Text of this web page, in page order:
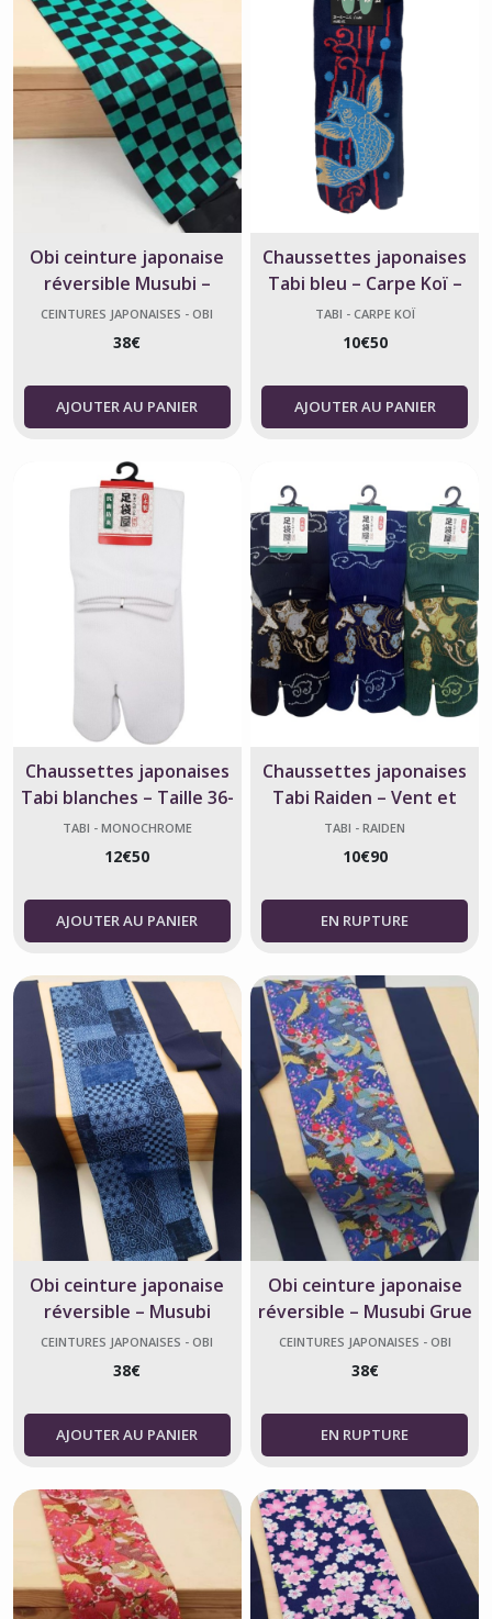
Obi ceinture japonaise
réversible Musubi –
Ichimatsu – Made in
France
CEINTURES JAPONAISES - OBI
38€
AJOUTER AU PANIER
Chaussettes japonaises
Tabi bleu – Carpe Koï –
Taille 39 à 44
TABI - CARPE KOÏ
10€50
AJOUTER AU PANIER
Chaussettes japonaises
Tabi blanches – Taille 36-
40 40-45 – Made in Japan
TABI - MONOCHROME
12€50
AJOUTER AU PANIER
Chaussettes japonaises
Tabi Raiden – Vent et
Foudre – Taille 40-45
TABI - RAIDEN
10€90
Obi ceinture japonaise
réversible – Musubi
Wagara bleu – Fabriqué en
France
CEINTURES JAPONAISES - OBI
38€
AJOUTER AU PANIER
Obi ceinture japonaise
réversible – Musubi Grue
et Jardin Bleu – Fabriqué
en France
CEINTURES JAPONAISES - OBI
38€